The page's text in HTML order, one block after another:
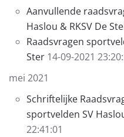
Aanvullende
Haslou & RKSV De
Raadsvragen
Ster 14-09-2021
mei 2021
Schriftelijke
sportvelden SV
22:41:01